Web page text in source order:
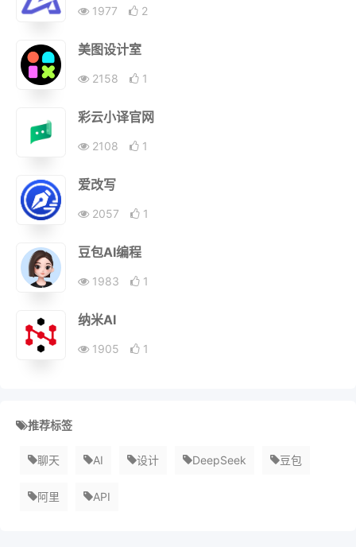
1977 2
美图设计室
2158 1
彩云小译官网
2108 1
爱改写
2057 1
豆包AI编程
1983 1
纳米AI
1905 1
推荐标签
聊天 AI 设计 DeepSeek 豆包
阿里 API